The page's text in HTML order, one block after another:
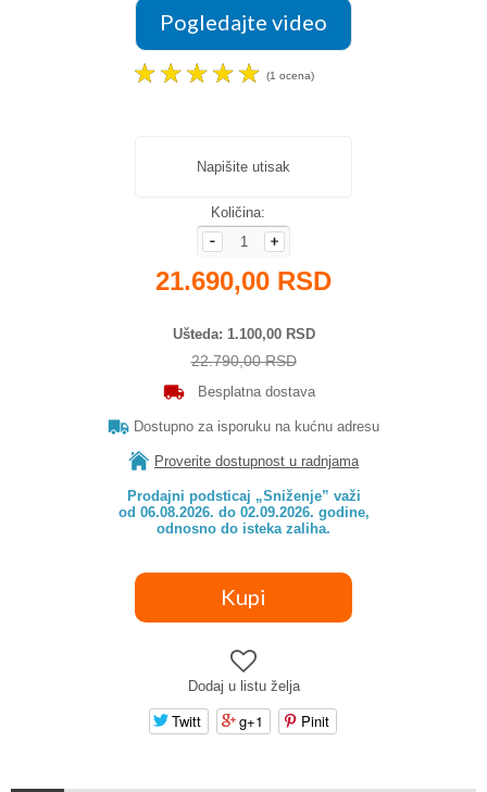
Pogledajte video
☆
☆
☆
☆
☆ (1 ocena)
Napišite utisak
Količina:
21.690,00 RSD
Ušteda 1.100,00 RSD
22.790,00 RSD
Besplatna dostava
Dostupno za isporuku na kućnu adresu
Proverite dostupnost u radnjama
Prodajni podsticaj „Sniženje” važi
od 06.08.2026. do 02.09.2026. godine,
odnosno do isteka zaliha.
Dodaj u listu želja
Twitt g+1 Pinit